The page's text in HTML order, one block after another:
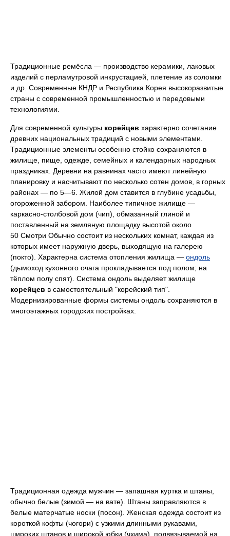
Традиционные ремёсла — производство керамики, лаковых
изделий с перламутровой инкрустацией, плетение из соломки
и др. Современные КНДР и Республика Корея высокоразвитые
страны с современной промышленностью и передовыми
технологиями.
Для современной культуры корейцев характерно сочетание
древних национальных традиций с новыми элементами.
Традиционные элементы особенно стойко сохраняются в
жилище, пище, одежде, семейных и календарных народных
праздниках. Деревни на равнинах часто имеют линейную
планировку и насчитывают по несколько сотен домов, в горных
районах — по 5—6. Жилой дом ставится в глубине усадьбы,
огороженной забором. Наиболее типичное жилище —
каркасно-столбовой дом (чип), обмазанный глиной и
поставленный на земляную площадку высотой около
50 Смотри Обычно состоит из нескольких комнат, каждая из
которых имеет наружную дверь, выходящую на галерею
(покто). Характерна система отопления жилища — ондоль
(дымоход кухонного очага прокладывается под полом; на
тёплом полу спят). Система ондоль выделяет жилище
корейцев в самостоятельный "корейский тип".
Модернизированные формы системы ондоль сохраняются в
многоэтажных городских постройках.
Традиционная одежда мужчин — запашная куртка и штаны,
обычно белые (зимой — на вате). Штаны заправляются в
белые матерчатые носки (посон). Женская одежда состоит из
короткой кофты (чогори) с узкими длинными рукавами,
широких штанов и широкой юбки (чхима), подвязываемой на